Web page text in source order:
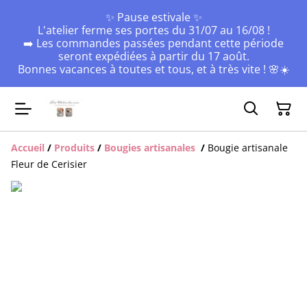
✨ Pause estivale ✨
L'atelier ferme ses portes du 31/07 au 16/08 !
➡️ Les commandes passées pendant cette période
seront expédiées à partir du 17 août.
Bonnes vacances à toutes et tous, et à très vite ! 🌸☀️
Accueil / Produits / Bougies artisanales / Bougie artisanale
Fleur de Cerisier